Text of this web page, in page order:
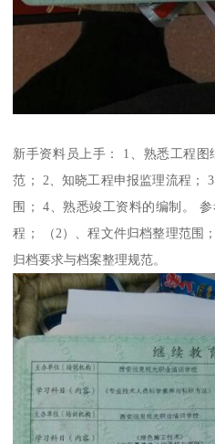
新手资料员上手： 1、熟悉工程
范； 2、知晓工程申报监理流程；
围； 4、熟悉竣工资料的编制。
程； （2）、程文件归档整理范围
归档要求与档案整理规范。